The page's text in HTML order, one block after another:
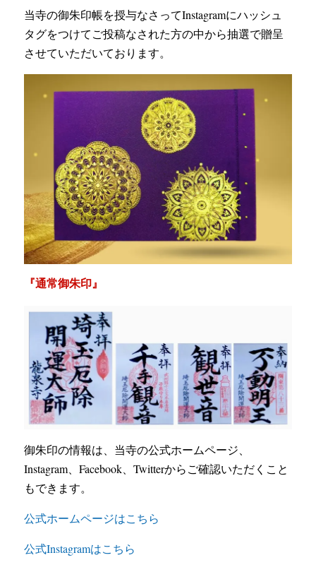
当寺の御朱印帳を授与なさってInstagramにハッシュ
タグをつけてご投稿なされた方の中から抽選で贈呈
させていただいております。
『通常御朱印』
御朱印の情報は、当寺の公式ホームページ、
Instagram、Facebook、Twitterからご確認いただくこと
もできます。
公式ホームページはこちら
公式Instagramはこちら